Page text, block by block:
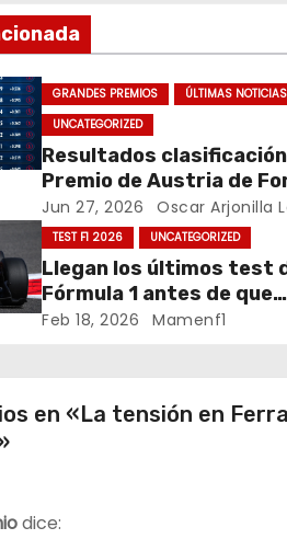
GRANDES PREMIOS
ÚLTIMAS NOTICIAS
UNCATEGORIZED
Resultados
Premio de Austria de
Jun 27, 2026 Oscar Arjonilla
TEST F1 2026 UNCATEGORIZED
Llegan los últimos test
Fórmula 1 antes de que
comience la nueva
Feb 18, 2026 Mamenf1
en «La tensión en
dice: